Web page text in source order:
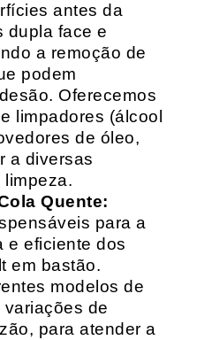
antes da
dupla face e
a remoção de
podem
Oferecemos
limpadores (álcool
de óleo,
a diversas
Quente:
para a
e eficiente dos
em bastão.
modelos de
de
para atender a